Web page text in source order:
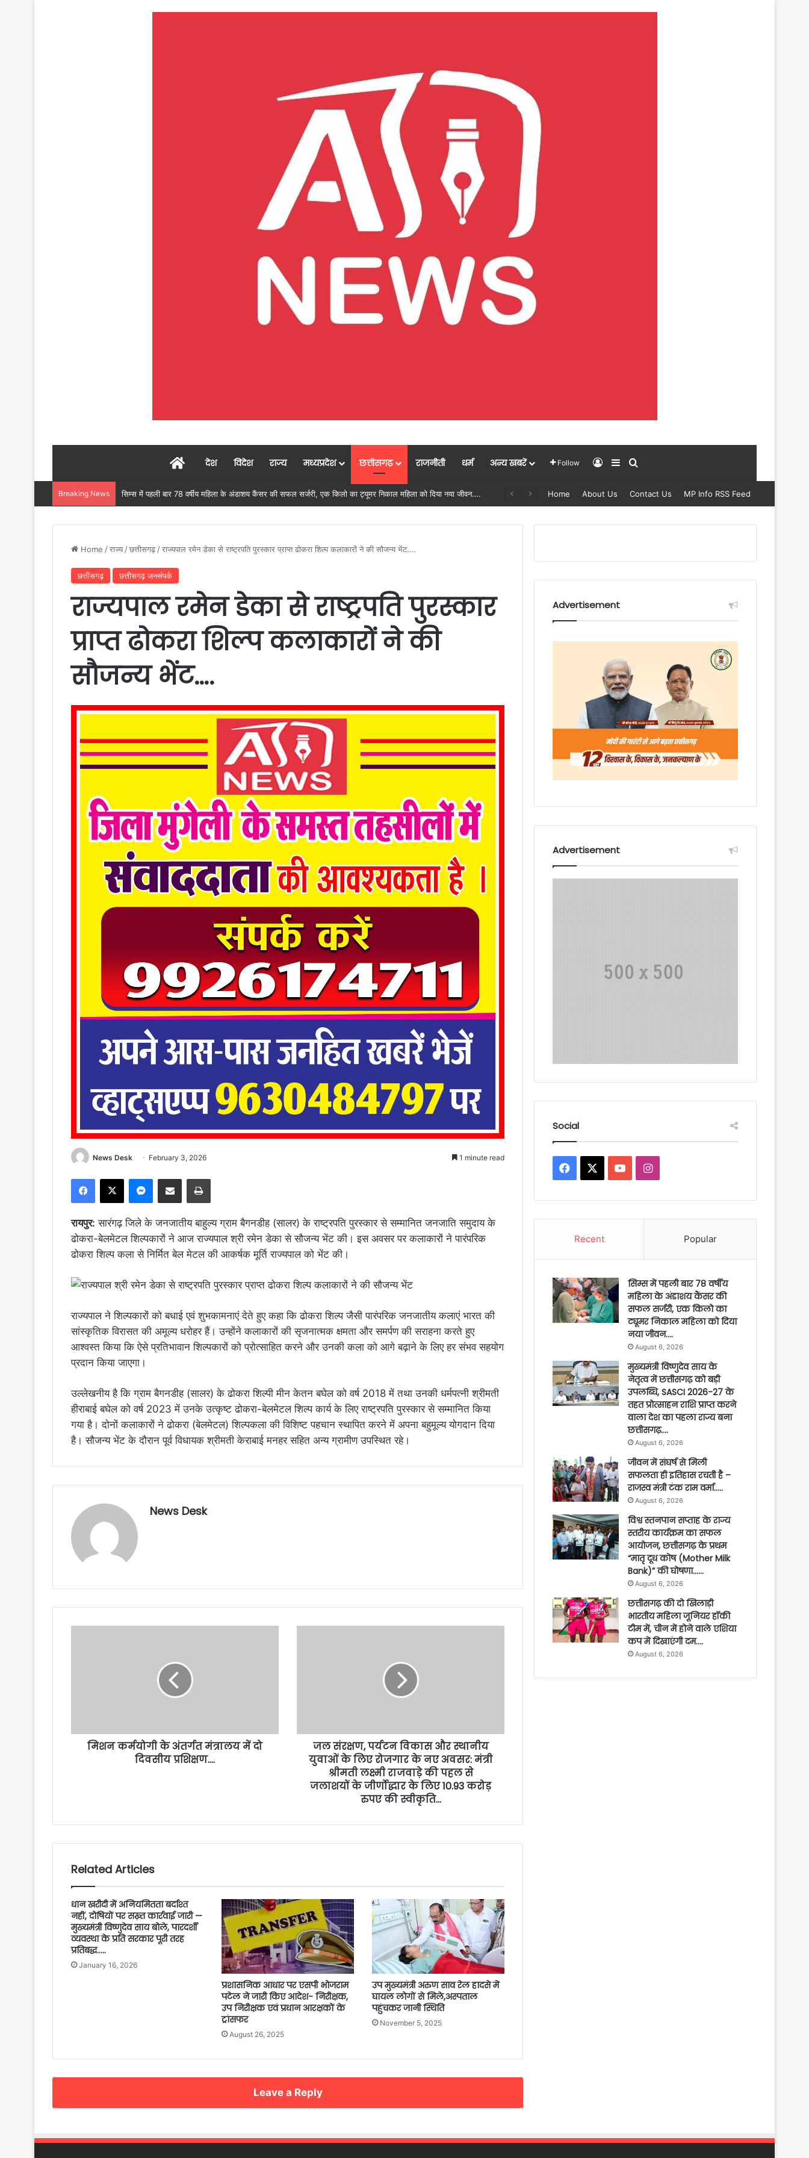
Homeदेश विदेश राज्य मध्यप्रदेश छत्तीसगढ़ राजनीती धर्म अन्य खबरें Follow Log InSidebar
Breaking News Home About Us Contact Us MP Info RSS Feed
Home /राज्य /छत्तीसगढ़ /राज्यपाल रमेन डेका से राष्ट्रपति पुरस्कार प्राप्त ढोकरा शिल्प कलाकारों ने की सौजन्य भेंट….
छत्तीसगढ़ छत्तीसगढ़ जनसंपर्क
राज्यपाल रमेन डेका से राष्ट्रपति पुरस्कार
प्राप्त ढोकरा शिल्प कलाकारों ने की
सौजन्य भेंट….
News Desk February 3, 2026 1 minute read
Facebook
X Messenger
Share via Email Print
रायपुर: सारंगढ़ जिले के जनजातीय बाहुल्य ग्राम बैगनडीह (सालर) के राष्ट्रपति पुरस्कार से सम्मानित जनजाति समुदाय के
ढोकरा-बेलमेटल शिल्पकारों ने आज राज्यपाल श्री रमेन डेका से सौजन्य भेंट की। इस अवसर पर कलाकारों ने पारंपरिक
ढोकरा शिल्प कला से निर्मित बेल मेटल की आकर्षक मूर्ति राज्यपाल को भेंट की।
राज्यपाल ने शिल्पकारों को बधाई एवं शुभकामनाएं देते हुए कहा कि ढोकरा शिल्प जैसी पारंपरिक जनजातीय कलाएं भारत की
सांस्कृतिक विरासत की अमूल्य धरोहर हैं। उन्होंने कलाकारों की सृजनात्मक क्षमता और समर्पण की सराहना करते हुए
आश्वस्त किया कि ऐसे प्रतिभावान शिल्पकारों को प्रोत्साहित करने और उनकी कला को आगे बढ़ाने के लिए हर संभव सहयोग
प्रदान किया जाएगा।
उल्लेखनीय है कि ग्राम बैगनडीह (सालर) के ढोकरा शिल्पी मीन केतन बघेल को वर्ष 2018 में तथा उनकी धर्मपत्नी श्रीमती
हीराबाई बघेल को वर्ष 2023 में उनके उत्कृष्ट ढोकरा-बेलमेटल शिल्प कार्य के लिए राष्ट्रपति पुरस्कार से सम्मानित किया
गया है। दोनों कलाकारों ने ढोकरा (बेलमेटल) शिल्पकला की विशिष्ट पहचान स्थापित करने में अपना बहुमूल्य योगदान दिया
है। सौजन्य भेंट के दौरान पूर्व विधायक श्रीमती केराबाई मनहर सहित अन्य ग्रामीण उपस्थित रहे।
News Desk
मिशन कर्मयोगी के अंतर्गत मंत्रालय में दो
दिवसीय प्रशिक्षण….
जल संरक्षण, पर्यटन विकास और स्थानीय
युवाओं के लिए रोजगार के नए अवसर: मंत्री
श्रीमती लक्ष्मी राजवाड़े की पहल से
जलाशयों के जीर्णोद्धार के लिए 10.93 करोड़
रुपए की स्वीकृति…
Related Articles
धान खरीदी में अनियमितता बर्दाश्त
नहीं, दोषियों पर सख़्त कार्रवाई जारी —
मुख्यमंत्री विष्णुदेव साय बोले, पारदर्शी
व्यवस्था के प्रति सरकार पूरी तरह
प्रतिबद्ध…..
January 16, 2026
प्रशासनिक आधार पर एसपी भोजराम
पटेल ने जारी किए आदेश- निरीक्षक,
उप निरीक्षक एवं प्रधान आरक्षकों के
ट्रांसफर
August 26, 2025
उप मुख्यमंत्री अरुण साव रेल हादसे में
घायल लोगों से मिले,अस्पताल
पहुंचकर जानी स्थिति
November 5, 2025
Leave a Reply
Advertisement
Advertisement
Social
Facebook YouTubeInstagram
Recent Popular
सिम्स में पहली बार 78 वर्षीय
महिला के अंडाशय कैंसर की
सफल सर्जरी, एक किलो का
ट्यूमर निकाल महिला को दिया
नया जीवन….
August 6, 2026
मुख्यमंत्री विष्णुदेव साय के
नेतृत्व में छत्तीसगढ़ को बड़ी
उपलब्धि, SASCI 2026-27 के
तहत प्रोत्साहन राशि प्राप्त करने
वाला देश का पहला राज्य बना
छत्तीसगढ़….
August 6, 2026
जीवन में संघर्ष से मिली
सफलता ही इतिहास रचती है –
राजस्व मंत्री टंक राम वर्मा…..
August 6, 2026
विश्व स्तनपान सप्ताह के राज्य
स्तरीय कार्यक्रम का सफल
आयोजन, छत्तीसगढ़ के प्रथम
“मातृ दूध कोष (Mother Milk
Bank)” की घोषणा……
August 6, 2026
छत्तीसगढ़ की दो खिलाड़ी
भारतीय महिला जूनियर हॉकी
टीम में, चीन में होने वाले एशिया
कप में दिखाएंगी दम….
August 6, 2026